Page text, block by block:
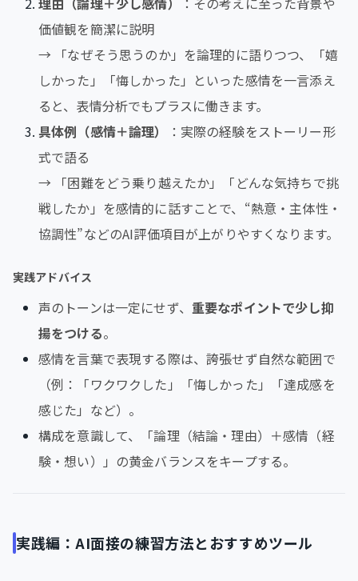
価値観を簡潔に説明
→ 「なぜそう思うのか」を論理的に語りつつ、「嬉
しかった」「悔しかった」といった感情を一言添え
ると、表情分析でもプラスに働きます。
具体例（感情＋論理）
：実際の経験をストーリー形
式で語る
→ 「困難をどう乗り越えたか」「どんな気持ちで挑
戦したか」を感情的に話すことで、“熱意・主体性・
協調性”などのAI評価項目が上がりやすくなります。
実践アドバイス
声のトーンは一定にせず、 重要なポイントで少し抑
揚をつける。
感情を言葉で表現する際は、誇張せず自然な範囲で
（例：「ワクワクした」「悔しかった」「達成感を
感じた」など）。
構成を意識して、「論理（結論・理由）＋感情（経
験・想い）」の黄金バランスをキープする。
実践編：AI面接の練習方法とおすすめツール